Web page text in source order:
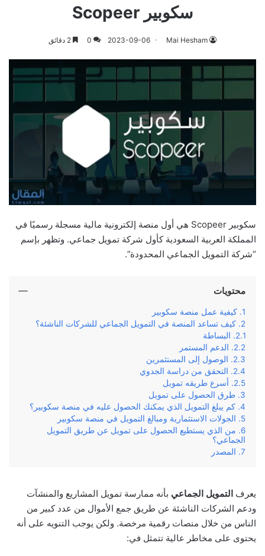
سكوبير Scopeer
Mai Hesham
2023-09-06
0
سكوبير Scopeer هي أول منصة إلكترونية مالية مسجلة رسميًا في
المملكة العربية السعودية كأول شركة تمويل جماعي. وتظهر بإسم
“شركة التمويل الجماعي المحدودة”.
محتويات
كيفية عمل منصة سكوبير
كيف تساعد المنصة في التمويل الجماعي للشركات الناشئة؟
البساطة
الدعم المستمر
الوصول إلى المستثمرين
التحقق من دراسة الجدوي
أسرع طريقه تمويل
طرق الحصول على تمويل
كم يبلغ التمويل الذي يمكنك الحصول عليه في منصة سكوبير؟
الجولات الاستثمارية ومبالغ التمويل في منصة سكوبير
من الذي يستطيع الحصول على تمويل عن طريق التمويل
الجماعي؟
المصدر
يعرف التمويل الجماعي بأنه ممارسة تمويل المشاريع والمنشآت
ودعم الشركات الناشئة عن طريق جمع الأموال من عدد كبير من
الناس من خلال منصات رقمية مرخصة. ولكن يوجب التنويه على أنه
يحتوى على مخاطر عالية تتمثل في: